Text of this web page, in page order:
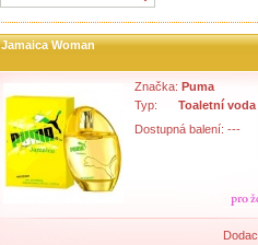
Jamaica Woman
Značka: Puma
Typ:
Toaletní voda
Dostupná balení: ---